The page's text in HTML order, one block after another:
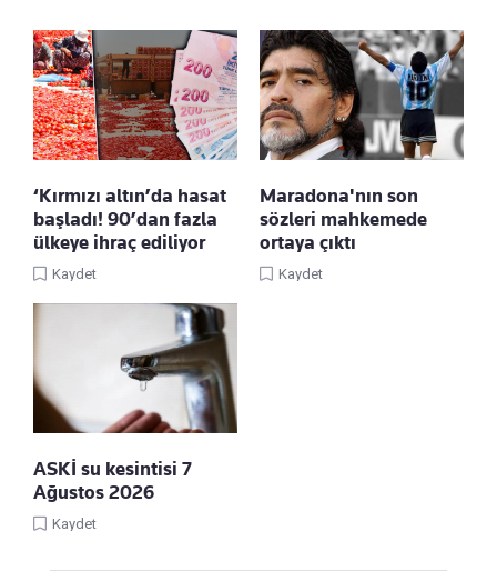
‘Kırmızı altın’da hasat
başladı! 90’dan fazla
ülkeye ihraç ediliyor
Kaydet
Maradona'nın son
sözleri mahkemede
ortaya çıktı
Kaydet
ASKİ su kesintisi 7
Ağustos 2026
Kaydet